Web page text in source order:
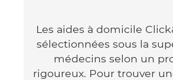
Les aides à domicile
sélectionnées sous la
médecins selon un
rigoureux. Pour trouver